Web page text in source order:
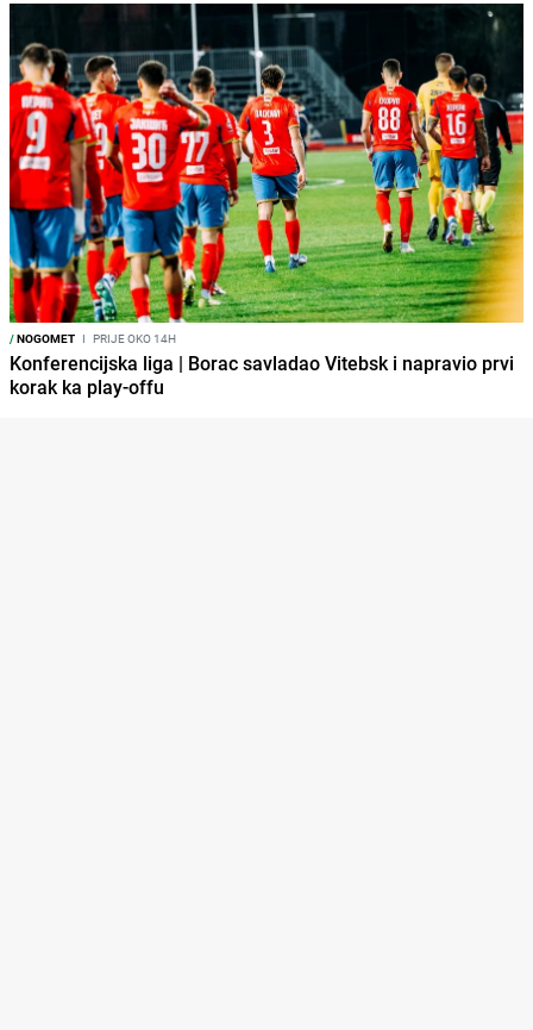
/NOGOMET I PRIJE OKO 14H
Konferencijska liga | Borac savladao Vitebsk i napravio prvi
korak ka play-offu